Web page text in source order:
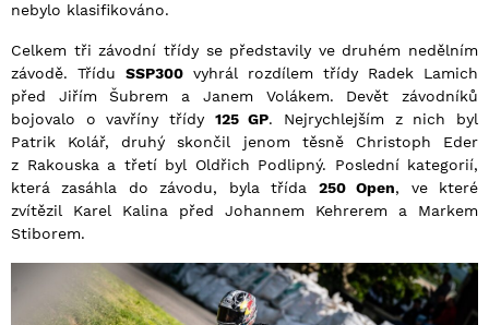
nebylo klasifikováno.
Celkem tři závodní třídy se představily ve druhém nedělním
závodě. Třídu SSP300 vyhrál rozdílem třídy Radek Lamich
před Jiřím Šubrem a Janem Volákem. Devět závodníků
bojovalo o vavříny třídy 125 GP. Nejrychlejším z nich byl
Patrik Kolář, druhý skončil jenom těsně Christoph Eder
z Rakouska a třetí byl Oldřich Podlipný. Poslední kategorií,
která zasáhla do závodu, byla třída 250 Open, ve které
zvítězil Karel Kalina před Johannem Kehrerem a Markem
Stiborem.